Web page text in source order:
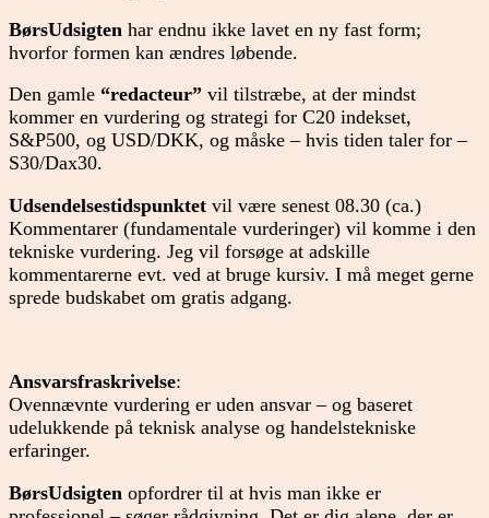
BørsUdsigten har endnu ikke lavet en ny fast form;
hvorfor formen kan ændres løbende.
Den gamle “redacteur” vil tilstræbe, at der mindst
kommer en vurdering og strategi for C20 indekset,
S&P500, og USD/DKK, og måske – hvis tiden taler for –
S30/Dax30.
Udsendelsestidspunktet vil være senest 08.30 (ca.)
Kommentarer (fundamentale vurderinger) vil komme i den
tekniske vurdering. Jeg vil forsøge at adskille
kommentarerne evt. ved at bruge kursiv. I må meget gerne
sprede budskabet om gratis adgang.
Ansvarsfraskrivelse:
Ovennævnte vurdering er uden ansvar – og baseret
udelukkende på teknisk analyse og handelstekniske
erfaringer.
BørsUdsigten opfordrer til at hvis man ikke er